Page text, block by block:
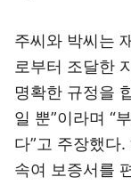
주씨와 박씨는
로부터 조달한
명확한 규정을
일 뿐”이라며 “
다”고 주장했다
속여 보증서를